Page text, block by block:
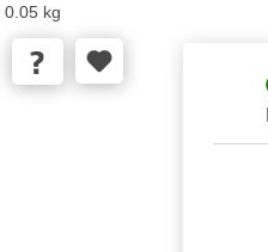
0.05 kg